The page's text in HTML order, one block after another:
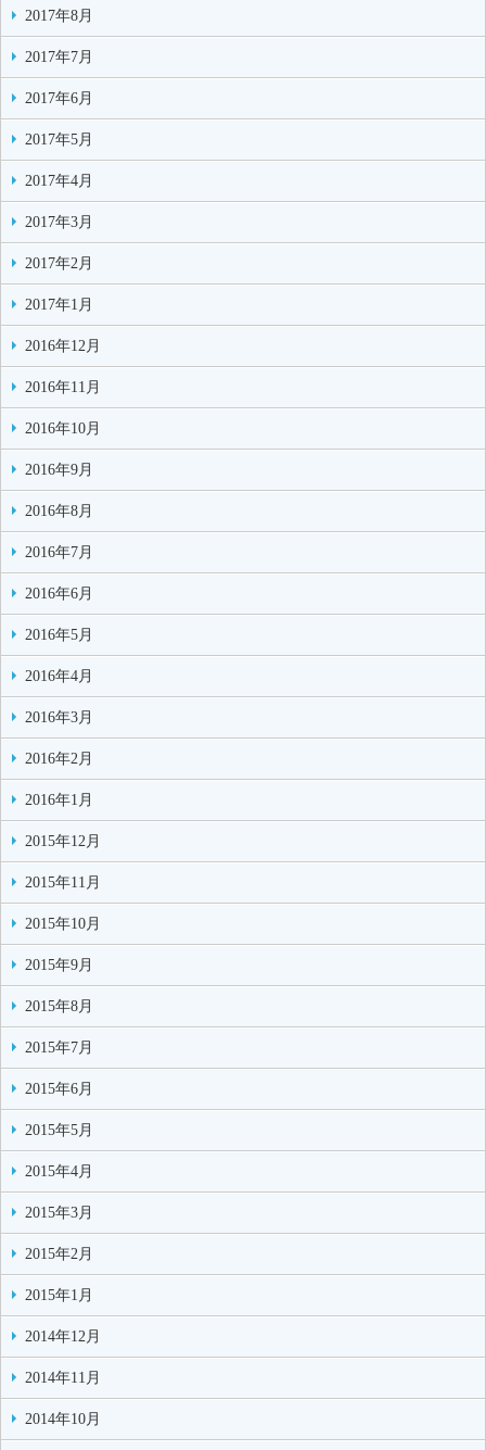
2017年8月
2017年7月
2017年6月
2017年5月
2017年4月
2017年3月
2017年2月
2017年1月
2016年12月
2016年11月
2016年10月
2016年9月
2016年8月
2016年7月
2016年6月
2016年5月
2016年4月
2016年3月
2016年2月
2016年1月
2015年12月
2015年11月
2015年10月
2015年9月
2015年8月
2015年7月
2015年6月
2015年5月
2015年4月
2015年3月
2015年2月
2015年1月
2014年12月
2014年11月
2014年10月